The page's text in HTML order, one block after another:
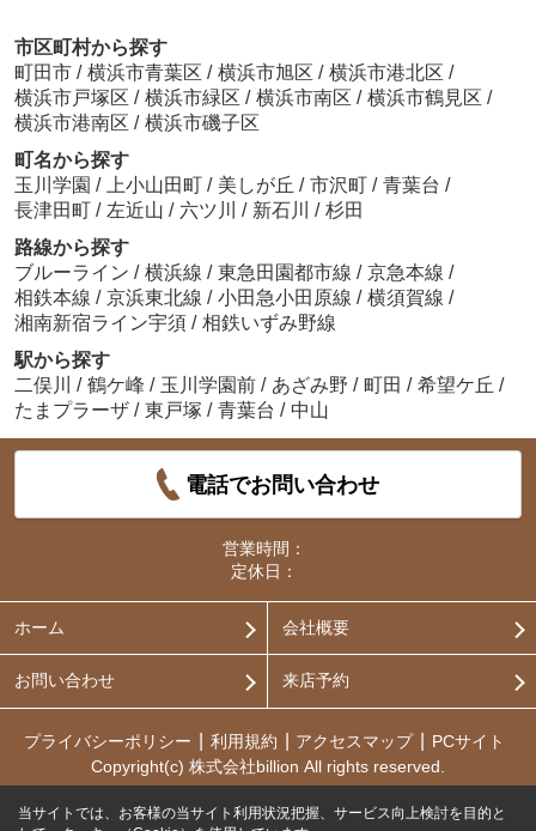
市区町村から探す
町田市 / 横浜市青葉区 / 横浜市旭区 / 横浜市港北区 /
横浜市戸塚区 / 横浜市緑区 / 横浜市南区 / 横浜市鶴見区 /
横浜市港南区 / 横浜市磯子区
町名から探す
玉川学園 / 上小山田町 / 美しが丘 / 市沢町 / 青葉台 /
長津田町 / 左近山 / 六ツ川 / 新石川 / 杉田
路線から探す
ブルーライン / 横浜線 / 東急田園都市線 / 京急本線 /
相鉄本線 / 京浜東北線 / 小田急小田原線 / 横須賀線 /
湘南新宿ライン宇須 / 相鉄いずみ野線
駅から探す
二俣川
/ 鶴ケ峰 / 玉川学園前 / あざみ野 / 町田 / 希望ケ丘 /
たまプラーザ / 東戸塚 / 青葉台 / 中山
電話でお問い合わせ
営業時間：
定休日：
ホーム 会社概要
お問い合わせ 来店予約
プライバシーポリシー 利用規約 アクセスマップ
PCサイト
Copyright(c) 株式会社billion All rights reserved.
当サイトでは、お客様の当サイト利用状況把握、サービス向上検討を目的と